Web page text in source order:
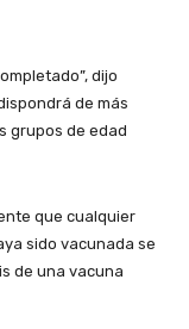
dijo
de más
grupos de edad
que cualquier
sido vacunada se
de una vacuna